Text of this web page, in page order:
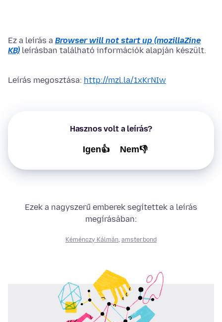
Ez a leírás a Browser will not start up (mozillaZine
KB) leírásban található információk alapján készült.
Leírás megosztása: http://mzl.la/1xKrNIw
Hasznos volt a leírás?
Igen👍 Nem👎
Ezek a nagyszerű emberek segítettek a leírás
megírásában:
Kéménczy Kálmán, amsterbond